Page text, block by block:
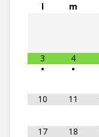
l m
3
•
4
•
10 11
17 18